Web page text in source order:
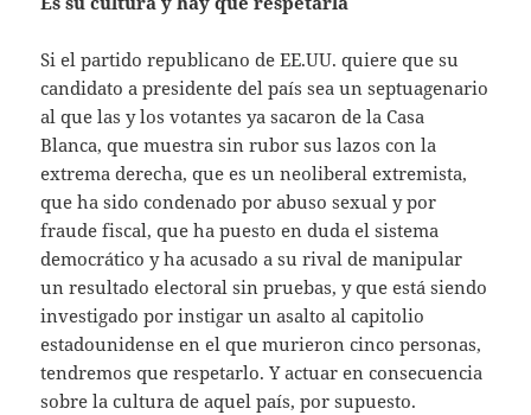
Si el partido republicano de EE.UU. quiere que su
candidato a presidente del país sea un septuagenario
al que las y los votantes ya sacaron de la Casa
Blanca, que muestra sin rubor sus lazos con la
extrema derecha, que es un neoliberal extremista,
que ha sido condenado por abuso sexual y por
fraude fiscal, que ha puesto en duda el sistema
democrático y ha acusado a su rival de manipular
un resultado electoral sin pruebas, y que está siendo
investigado por instigar un asalto al capitolio
estadounidense en el que murieron cinco personas,
tendremos que respetarlo. Y actuar en consecuencia
sobre la cultura de aquel país, por supuesto.